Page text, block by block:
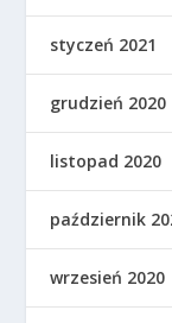
styczeń 2021
grudzień 2020
listopad 2020
październik
wrzesień 2020